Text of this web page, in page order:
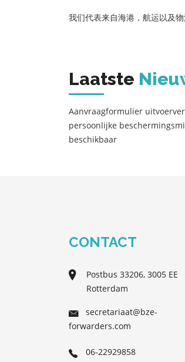
我们代表来自海港，航运以及
Laatste
Aanvraagformulier
persoonlijke
beschikbaar
CONTACT
Postbus 33206, 3005 EE
Rotterdam
secretariaat@bze-
forwarders.com
06-22929858